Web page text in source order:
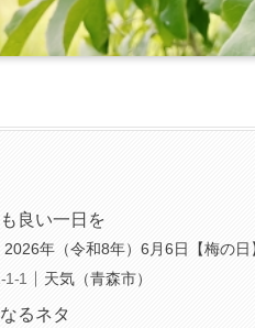
良い一日を
2026年（令和8年）6月6日【梅の日
天気（青森市）
るネタ